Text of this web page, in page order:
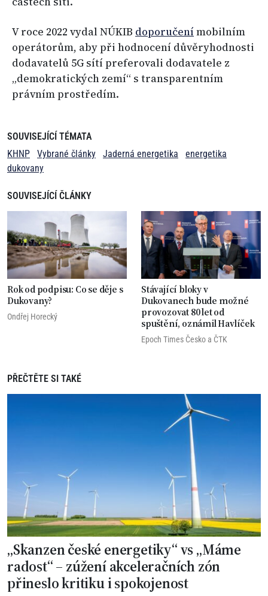
V roce 2022 vydal NÚKIB doporučení mobilním
operátorům, aby při hodnocení důvěryhodnosti
dodavatelů 5G sítí preferovali dodavatele z
„demokratických zemí“ s transparentním
právním prostředím.
SOUVISEJÍCÍ TÉMATA
KHNP
Vybrané články Jaderná energetika
energetika
dukovany
SOUVISEJÍCÍ ČLÁNKY
Rok od podpisu: Co se děje s
Dukovany?
Ondřej Horecký
Stávající bloky v
Dukovanech bude možné
provozovat 80 let od
spuštění, oznámil Havlíček
Epoch Times Česko a ČTK
PŘEČTĚTE SI TAKÉ
„Skanzen české energetiky“ vs „Máme
radost“ – zúžení akceleračních zón
přineslo kritiku i spokojenost